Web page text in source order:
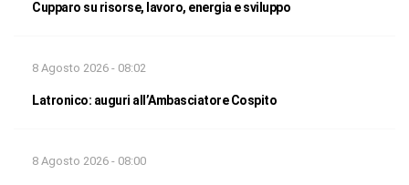
Cupparo su risorse, lavoro, energia e sviluppo
8 Agosto 2026 - 08:02
Latronico: auguri all’Ambasciatore Cospito
8 Agosto 2026 - 08:00